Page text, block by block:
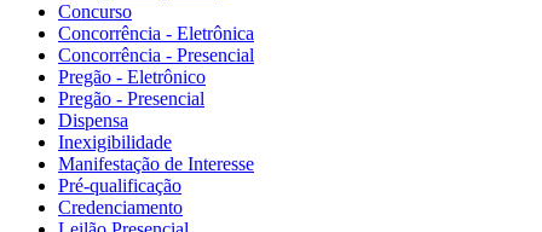
Concurso
Concorrência - Eletrônica
Concorrência - Presencial
Pregão - Eletrônico
Pregão - Presencial
Dispensa
Inexigibilidade
Manifestação de Interesse
Pré-qualificação
Credenciamento